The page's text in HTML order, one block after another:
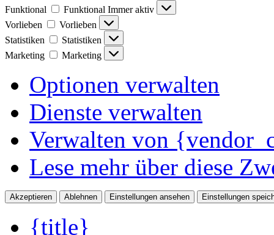
Funktional Funktional Immer aktiv
Vorlieben
Vorlieben
Statistiken
Statistiken
Marketing
Marketing
Optionen verwalten
Dienste verwalten
Verwalten von
Lese mehr über diese
Akzeptieren Ablehnen Einstellungen ansehen Einstellungen
{title}